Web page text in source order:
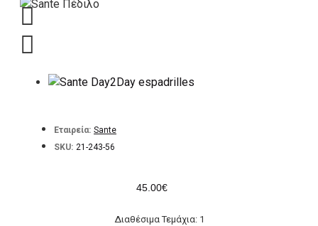
Εταιρεία: Sante
SKU: 21-243-56
45.00€
Διαθέσιμα Τεμάχια: 1